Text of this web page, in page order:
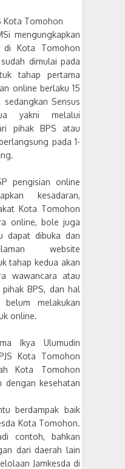
Kota Tomohon
mengungkapkan
di Kota Tomohon
dimulai pada
tahap pertama
online berlaku 15
Sensus
yakni melalui
pihak BPS atau
pada 1-
pengisian online
kesadaran,
Kota Tomohon
online, bole juga
dapat dibuka dan
website
tahap kedua akan
wawancara atau
BPS, dan hal
melakukan
online.
Ikya Ulumudin
Kota Tomohon
Kota Tomohon
dengan kesehatan
berdampak baik
Kota Tomohon.
contoh, bahkan
dari daerah lain
Jamkesda di